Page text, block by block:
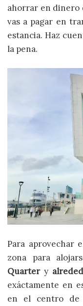
ahorrar en dinero
vas a pagar en
estancia. Haz
la pena.
Para aprovechar
zona para
Quartery
exáctamente en
en el centro de